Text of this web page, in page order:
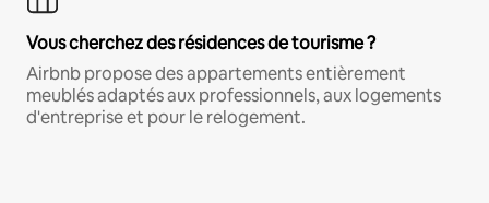
Vous cherchez des résidences de tourisme ?
Airbnb propose des appartements entièrement
meublés adaptés aux professionnels, aux logements
d'entreprise et pour le relogement.